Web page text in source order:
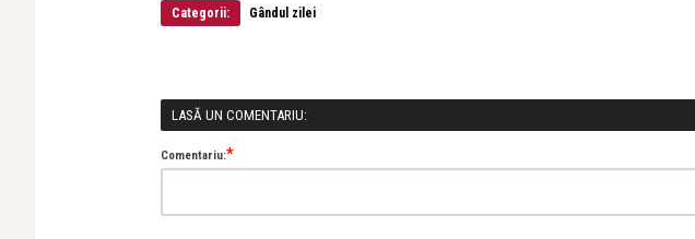
Categorii: Gândul zilei
LASĂ UN COMENTARIU:
Comentariu:*